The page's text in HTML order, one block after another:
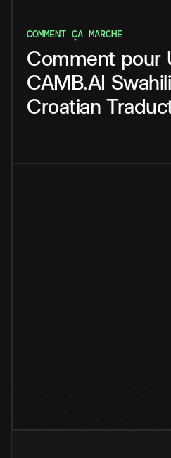
COMMENT ÇA MARCHE
Comment pour
CAMB.AI Swahili
Croatian